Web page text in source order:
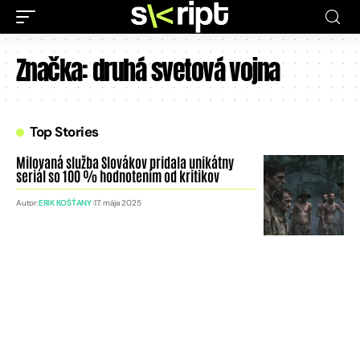
Značka:druhá svetová vojna
Top Stories
Milovaná služba Slovákov pridala unikátny
seriál so 100 % hodnotením od kritikov
Autor:ERIK KOŠŤANY 17. mája 2025